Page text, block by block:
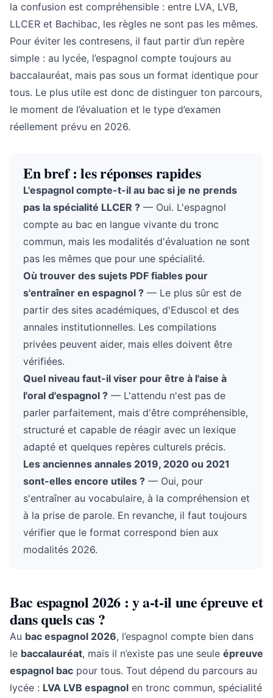
la confusion est compréhensible : entre LVA, LVB,
LLCER et Bachibac, les règles ne sont pas les mêmes.
Pour éviter les contresens, il faut partir d’un repère
simple : au lycée, l’espagnol compte toujours au
baccalauréat, mais pas sous un format identique pour
tous. Le plus utile est donc de distinguer ton parcours,
le moment de l’évaluation et le type d’examen
réellement prévu en 2026.
En bref : les réponses rapides
L'espagnol compte-t-il au bac si je ne prends
pas la spécialité LLCER ? — Oui. L'espagnol
compte au bac en langue vivante du tronc
commun, mais les modalités d'évaluation ne sont
pas les mêmes que pour une spécialité.
Où trouver des sujets PDF fiables pour
s'entraîner en espagnol ? — Le plus sûr est de
partir des sites académiques, d'Eduscol et des
annales institutionnelles. Les compilations
privées peuvent aider, mais elles doivent être
vérifiées.
Quel niveau faut-il viser pour être à l'aise à
l'oral d'espagnol ? — L'attendu n'est pas de
parler parfaitement, mais d'être compréhensible,
structuré et capable de réagir avec un lexique
adapté et quelques repères culturels précis.
Les anciennes annales 2019, 2020 ou 2021
sont-elles encore utiles ? — Oui, pour
s'entraîner au vocabulaire, à la compréhension et
à la prise de parole. En revanche, il faut toujours
vérifier que le format correspond bien aux
modalités 2026.
Bac espagnol 2026 : y a-t-il une épreuve et
dans quels cas ?
Au bac espagnol 2026, l’espagnol compte bien dans
le baccalauréat, mais il n’existe pas une seule épreuve
espagnol bac pour tous. Tout dépend du parcours au
lycée : LVA LVB espagnol en tronc commun, spécialité